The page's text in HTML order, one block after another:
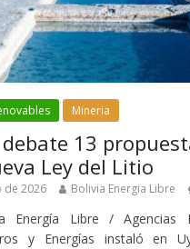
Mineria
13
Ley del Litio
de 2026 Bolivia Energia Libre
Energía Libre / Agencias
y Energías instaló en